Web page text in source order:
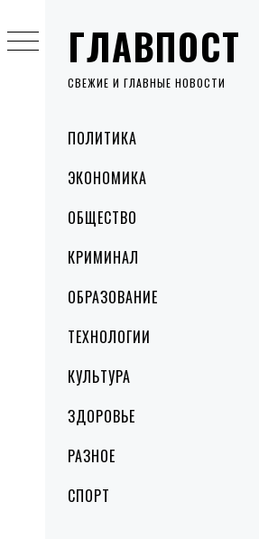
ГЛАВПОСТ
СВЕЖИЕ И ГЛАВНЫЕ НОВОСТИ
MenuПОЛИТИКА
ЭКОНОМИКА
ОБЩЕСТВО
КРИМИНАЛ
ОБРАЗОВАНИЕ
ТЕХНОЛОГИИ
КУЛЬТУРА
ЗДОРОВЬЕ
РАЗНОЕ
СПОРТ
to
content